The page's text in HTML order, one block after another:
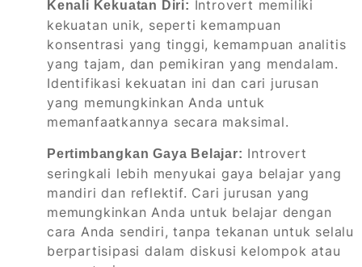
Kenali Kekuatan Diri: Introvert memiliki
kekuatan unik, seperti kemampuan
konsentrasi yang tinggi, kemampuan analitis
yang tajam, dan pemikiran yang mendalam.
Identifikasi kekuatan ini dan cari jurusan
yang memungkinkan Anda untuk
memanfaatkannya secara maksimal.
Pertimbangkan Gaya Belajar: Introvert
seringkali lebih menyukai gaya belajar yang
mandiri dan reflektif. Cari jurusan yang
memungkinkan Anda untuk belajar dengan
cara Anda sendiri, tanpa tekanan untuk selalu
berpartisipasi dalam diskusi kelompok atau